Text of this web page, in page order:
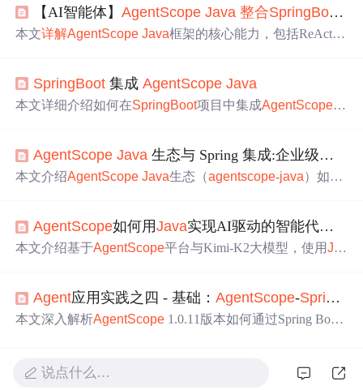
【AI智能体】AgentScope Java 整合SpringBoot
本文详解AgentScope Java框架的核心能力，包括ReAct智
配置管理、工具注册、多角色Agent定义、响应式业务封
装及多智能体流水线实现，覆盖开发、调试与生产部署关
SpringBoot 集成AgentScope Java
本文详细介绍如何在SpringBoot项目中集成AgentScope J
法，助力开发者快速构建AIAgent应用。
AgentScope Java 生态与 Spring 集成:企业级后端开发实践
本文介绍AgentScope Java生态（agentscope-java）如何
态加载（Fat JAR/Git/ZIP）、Reactor响应式线程模型及RES
T API/Batch/Gateway实战场景，助力企业级AIAgent后端
AgentScope如何用Java实现AI驱动的智能代理开发
本文介绍基于AgentScope平台与Kimi-K2大模型，使用Ja
机管理、外部API协同调用及性能优化策略，并强调InsCod
e平台对JavaAI应用的一键部署与AI辅助开发支持。
Agent应用实践之四 - 基础：AgentScope-SpringBoot
本文深入解析AgentScope 1.0.11版本如何通过Spring Boot
rties与Dashscope Properties配置类，以及Model和ReAct
Age
说点什么…